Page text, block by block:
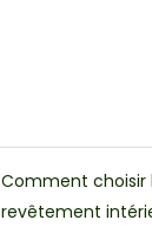
Comment choisir
revêtement